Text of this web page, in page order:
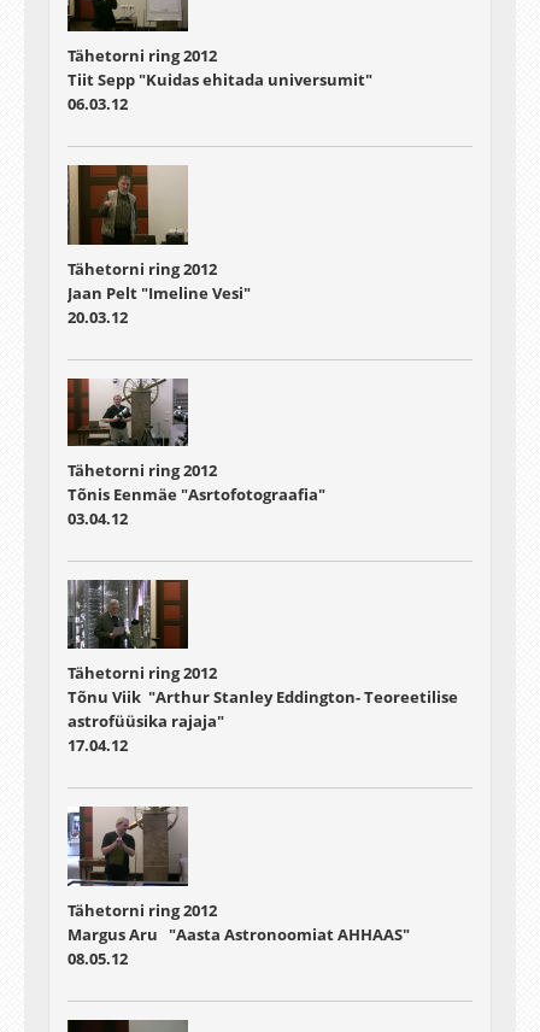
Tähetorni ring 2012
Tiit Sepp "Kuidas ehitada universumit"
06.03.12
Tähetorni ring 2012
Jaan Pelt "Imeline Vesi"
20.03.12
Tähetorni ring 2012
Tõnis Eenmäe "Asrtofotograafia"
03.04.12
Tähetorni ring 2012
Tõnu Viik "Arthur Stanley Eddington- Teoreetilise
astrofüüsika rajaja"
17.04.12
Tähetorni ring 2012
Margus Aru "Aasta Astronoomiat AHHAAS"
08.05.12